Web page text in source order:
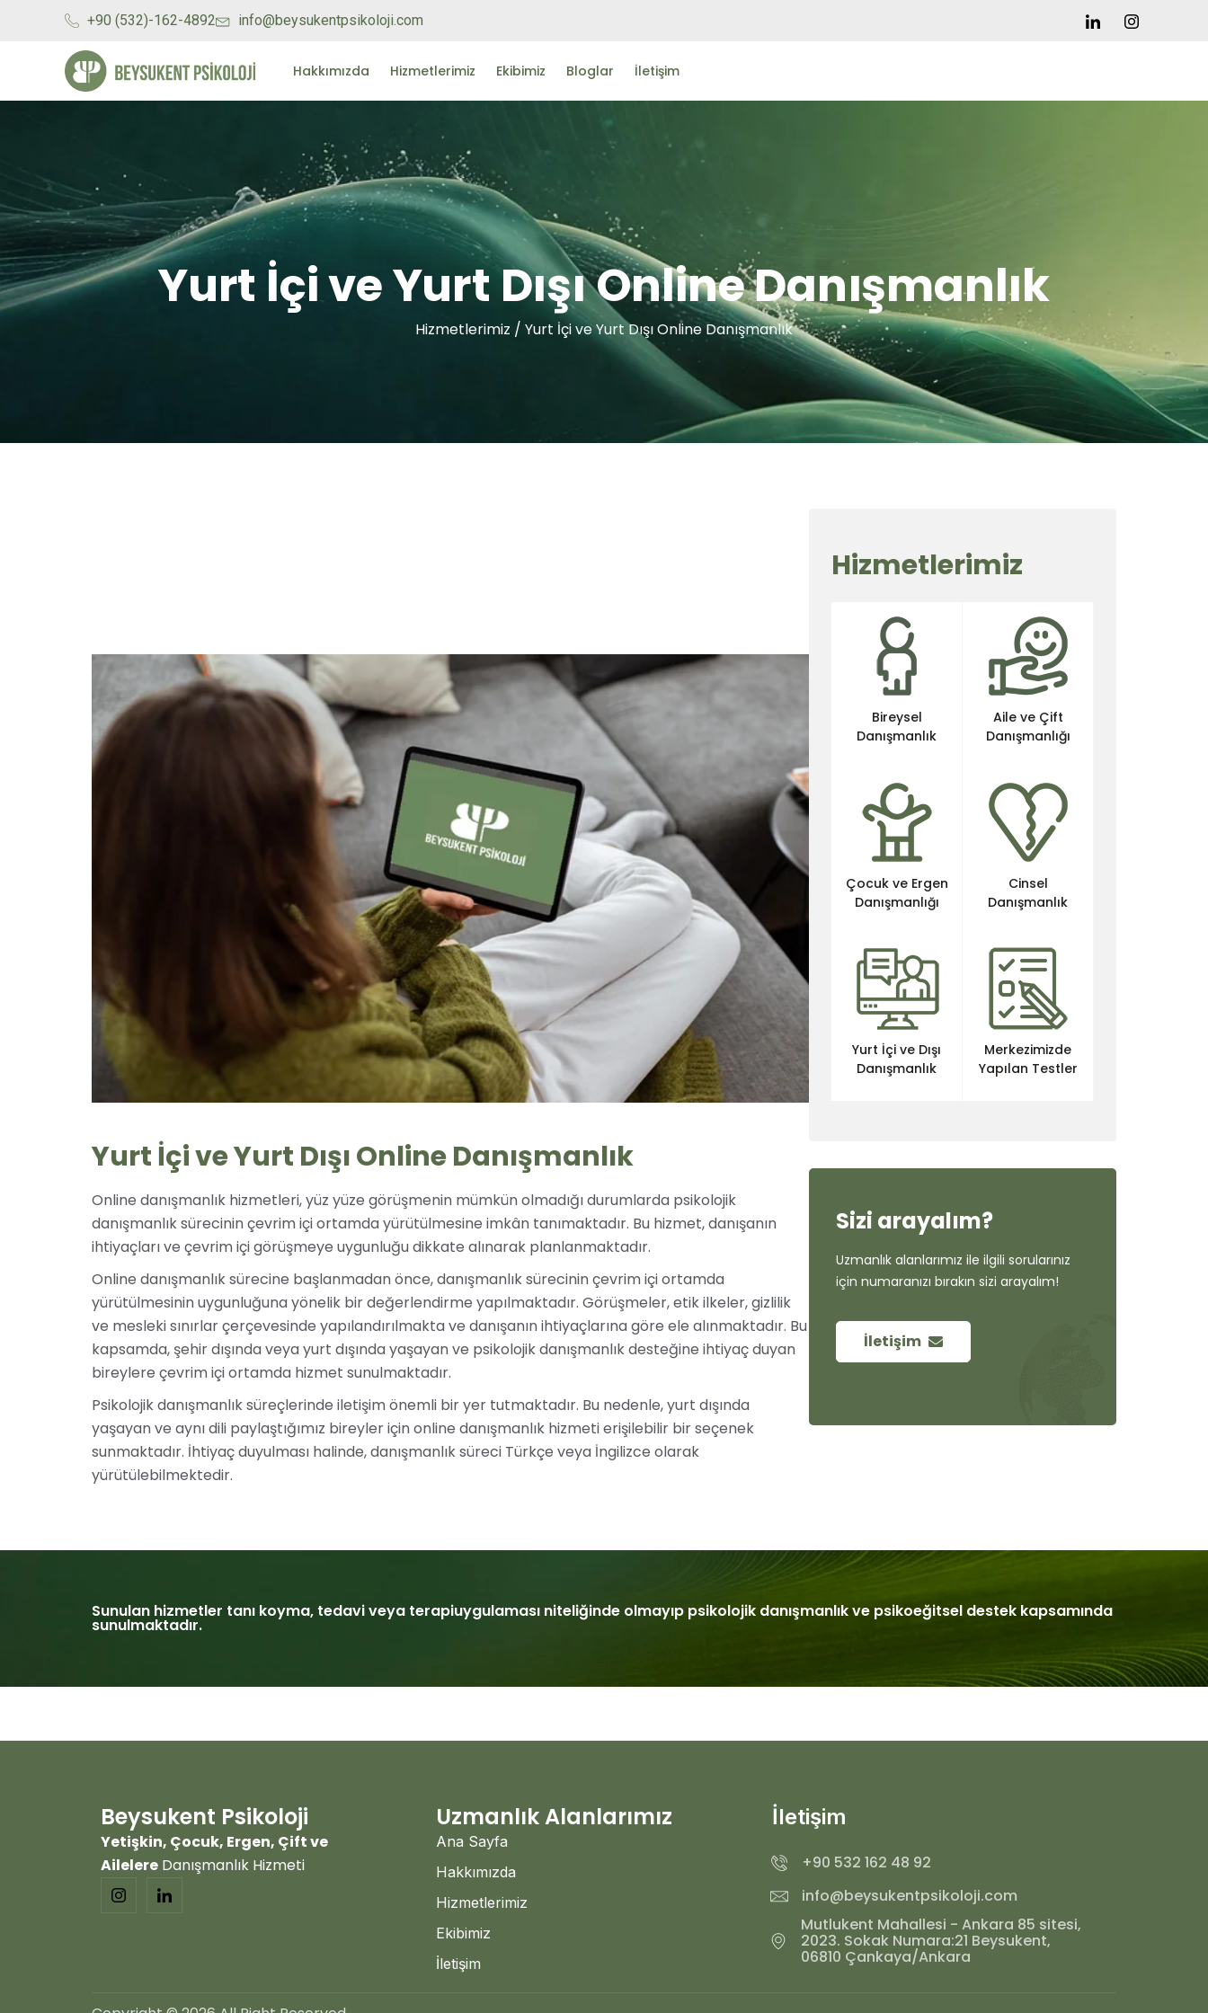
+90 (532)-162-4892 info@beysukentpsikoloji.com
Hakkımızda Hizmetlerimiz Ekibimiz Bloglar İletişim
Yurt İçi ve Yurt Dışı Online Danışmanlık
Hizmetlerimiz / Yurt İçi ve Yurt Dışı Online Danışmanlık
Yurt İçi ve Yurt Dışı Online Danışmanlık
Online danışmanlık hizmetleri, yüz yüze görüşmenin mümkün olmadığı durumlarda psikolojik
danışmanlık sürecinin çevrim içi ortamda yürütülmesine imkân tanımaktadır. Bu hizmet, danışanın
ihtiyaçları ve çevrim içi görüşmeye uygunluğu dikkate alınarak planlanmaktadır.
Online danışmanlık sürecine başlanmadan önce, danışmanlık sürecinin çevrim içi ortamda
yürütülmesinin uygunluğuna yönelik bir değerlendirme yapılmaktadır. Görüşmeler, etik ilkeler, gizlilik
ve mesleki sınırlar çerçevesinde yapılandırılmakta ve danışanın ihtiyaçlarına göre ele alınmaktadır. Bu
kapsamda, şehir dışında veya yurt dışında yaşayan ve psikolojik danışmanlık desteğine ihtiyaç duyan
bireylere çevrim içi ortamda hizmet sunulmaktadır.
Psikolojik danışmanlık süreçlerinde iletişim önemli bir yer tutmaktadır. Bu nedenle, yurt dışında
yaşayan ve aynı dili paylaştığımız bireyler için online danışmanlık hizmeti erişilebilir bir seçenek
sunmaktadır. İhtiyaç duyulması halinde, danışmanlık süreci Türkçe veya İngilizce olarak
yürütülebilmektedir.
Hizmetlerimiz
Bireysel
Danışmanlık
Aile ve Çift
Danışmanlığı
Çocuk ve Ergen
Danışmanlığı
Cinsel
Danışmanlık
Yurt İçi ve Dışı
Danışmanlık
Merkezimizde
Yapılan Testler
Sizi arayalım?
Uzmanlık alanlarımız ile ilgili sorularınız
için numaranızı bırakın sizi arayalım!
İletişim
Sunulan hizmetler tanı koyma, tedavi veya terapiuygulaması niteliğinde olmayıp psikolojik danışmanlık ve psikoeğitsel destek kapsamında
sunulmaktadır.
Beysukent Psikoloji
Yetişkin, Çocuk, Ergen, Çift ve
Ailelere Danışmanlık Hizmeti
Uzmanlık Alanlarımız
Ana Sayfa
Hakkımızda
Hizmetlerimiz
Ekibimiz
İletişim
İletişim
+90 532 162 48 92
info@beysukentpsikoloji.com
Mutlukent Mahallesi - Ankara 85 sitesi,
2023. Sokak Numara:21 Beysukent,
06810 Çankaya/Ankara